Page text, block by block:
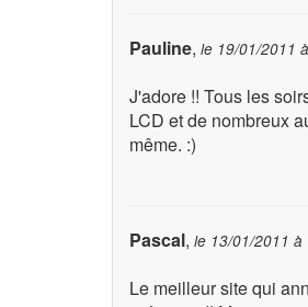
Pauline, le 19/01/2011
J'adore !! Tous les
LCD et de nombreux
même. :)
Pascal, le 13/01/2011 à
Le meilleur site qui